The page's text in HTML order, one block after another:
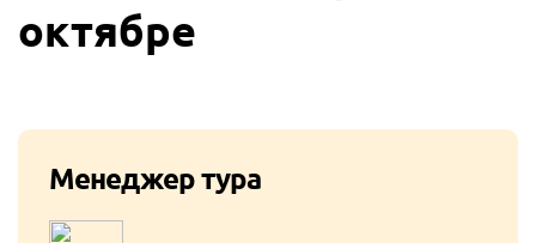
октябре
Менеджер тура